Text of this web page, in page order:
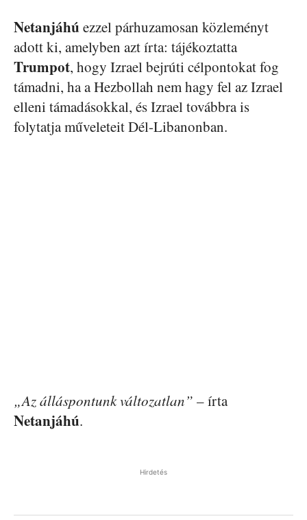
Netanjáhúezzel párhuzamosan közleményt
adott ki, amelyben azt írta: tájékoztatta
Trumpot, hogy Izrael bejrúti célpontokat fog
támadni, ha a Hezbollah nem hagy fel az Izrael
elleni támadásokkal, és Izrael továbbra is
folytatja műveleteit Dél-Libanonban.
„Az álláspontunk változatlan” – írta
Netanjáhú.
Hirdetés